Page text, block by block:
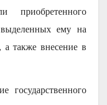
приобретенного
ему на
а также внесение в
государственного